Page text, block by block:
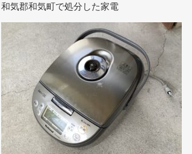
和気郡和気町で処分した家電